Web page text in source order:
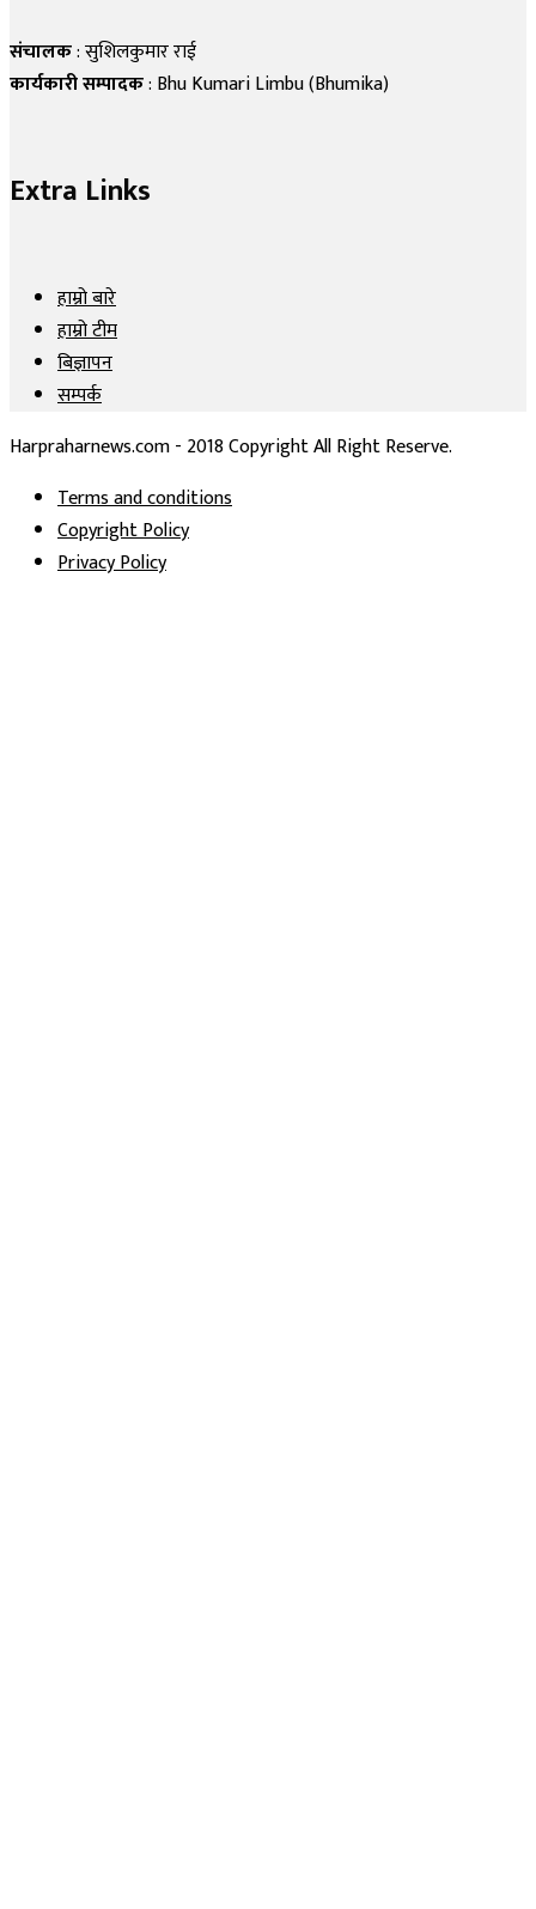
संचालक: सुशिलकुमार राई
कार्यकारी सम्पादक: Bhu Kumari Limbu (Bhumika)
Extra Links
हाम्रो बारे
हाम्रो टीम
बिज्ञापन
सम्पर्क
Harpraharnews.com - 2018 Copyright All Right Reserve.
Terms and conditions
Copyright Policy
Privacy Policy